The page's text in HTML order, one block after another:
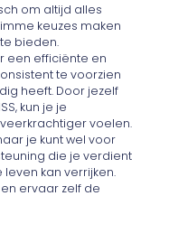
om altijd alles
keuzes maken
bieden.
een efficiënte en
te voorzien
heeft. Door jezelf
kun je je
voelen.
je kunt wel voor
die je verdient
leven kan verrijken.
ervaar zelf de